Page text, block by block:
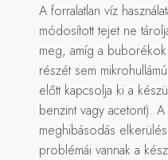
A forralatlan víz
módosított tejet ne
meg, amíg a
részét sem
előtt kapcsolja ki a
benzint vagy acetont).
meghibásodás
problémái vannak a